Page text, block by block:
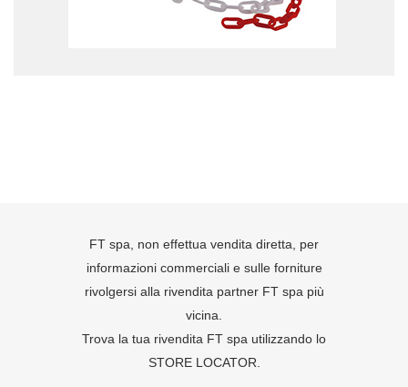
FT spa, non effettua vendita diretta, per
informazioni commerciali e sulle forniture
rivolgersi alla rivendita partner FT spa più
vicina.
Trova la tua rivendita FT spa utilizzando lo
STORE LOCATOR